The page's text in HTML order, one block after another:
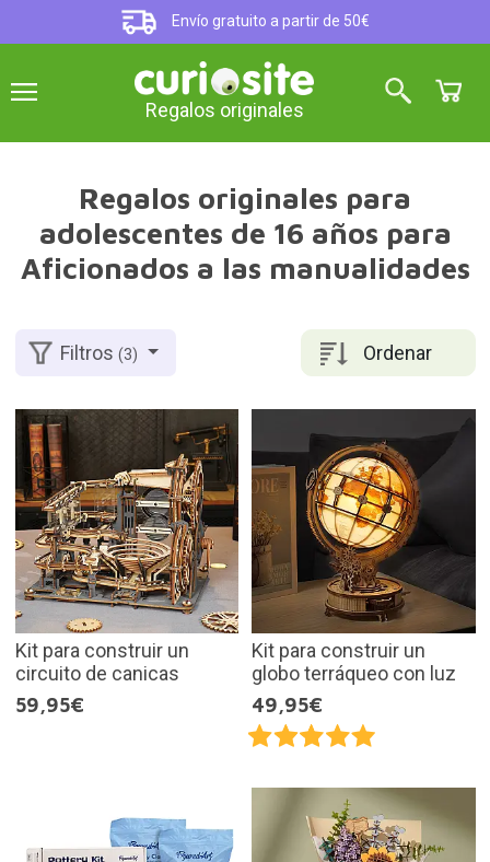
Envío gratuito a partir de 50€
Regalos originales
Regalos originales para
adolescentes de 16 años para
Aficionados a las manualidades
Ordenar
Filtros(3)
Kit para construir un
circuito de canicas
59,95€
Kit para construir un
globo terráqueo con luz
49,95€